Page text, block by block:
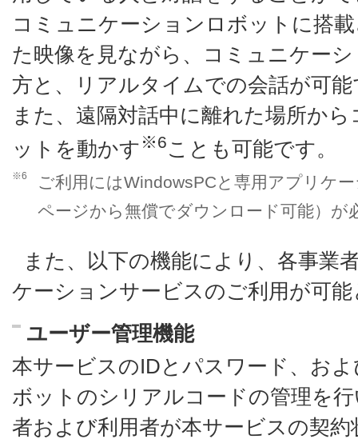
コミュニケーションロボットに搭
た映像を見ながら、コミュニケー
方と、リアルタイムでの会話が可能
また、遠隔対話中に離れた場所か
ットを動かす ※6ことも可能です。
※6
ご利用にはWindowsPCと専用アプリケ
ページから無償でダウンロード可能）が
また、以下の機能により、各事業
ケーションサービスのご利用が可
ユーザー管理機能
本サービスのIDとパスワード、お
ボットのシリアルコードの管理を
者および利用者が本サービスの契